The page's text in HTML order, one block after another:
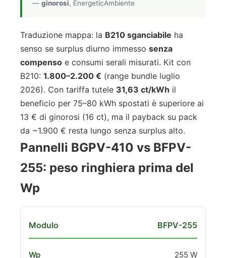
— ginorosi, EnergeticAmbiente
Traduzione mappa: la B210 sganciabile ha
senso se surplus diurno immesso senza
compenso e consumi serali misurati. Kit con
B210: 1.800–2.200 € (range bundle luglio
2026). Con tariffa tutele 31,63 ct/kWh il
beneficio per 75–80 kWh spostati è superiore ai
13 € di ginorosi (16 ct), ma il payback su pack
da ~1.900 € resta lungo senza surplus alto.
Pannelli BGPV-410 vs BFPV-
255: peso ringhiera prima del
Wp
BFPV-255
255 W